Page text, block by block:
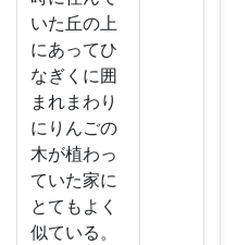
いた丘の上
にあってひ
なぎくに囲
まれまわり
にりんごの
木が植わっ
ていた家に
とてもよく
似ている。